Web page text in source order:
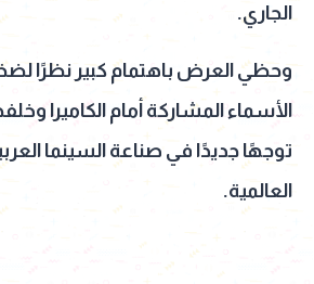
الجاري.
وحظي العرض باهتمام كبير نظرًا
الأسماء المشاركة أمام الكاميرا
توجهًا جديدًا في صناعة السينما
العالمية.